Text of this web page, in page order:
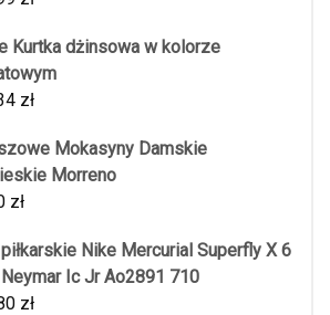
Kurtka dżinsowa w kolorze
zł
Mokasyny Damskie
Morreno
zł
Nike Mercurial Superfly X 6
Ic Jr Ao2891 710
zł